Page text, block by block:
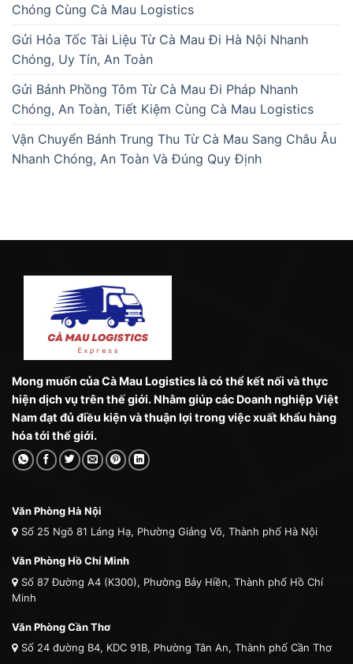
Chóng Cùng Cà Mau Logistics
Gửi Hỏa Tốc Tài Liệu Từ Cà Mau Đi Hà Nội Nhanh
Chóng, Uy Tín, An Toàn
Gửi Bánh Phồng Tôm Từ Cà Mau Đi Pháp Nhanh
Chóng, An Toàn, Tiết Kiệm Cùng Cà Mau Logistics
Vận Chuyển Bánh Trung Thu Từ Cà Mau Sang Châu Âu
Nhanh Chóng, An Toàn Và Đúng Quy Định
Mong muốn của Cà Mau Logistics là có thể kết nối và thực
hiện dịch vụ trên thế giới. Nhằm giúp các Doanh nghiệp Việt
Nam đạt đủ điều kiện và thuận lợi trong việc xuất khẩu hàng
hóa tới thế giới.
Văn Phòng Hà Nội
Số 25 Ngõ 81 Láng Hạ, Phường Giảng Võ, Thành phố Hà Nội
Văn Phòng Hồ Chí Minh
Số 87 Đường A4 (K300), Phường Bảy Hiền, Thành phố Hồ Chí
Minh
Văn Phòng Cần Thơ
Số 24 đường B4, KDC 91B, Phường Tân An, Thành phố Cần Thơ